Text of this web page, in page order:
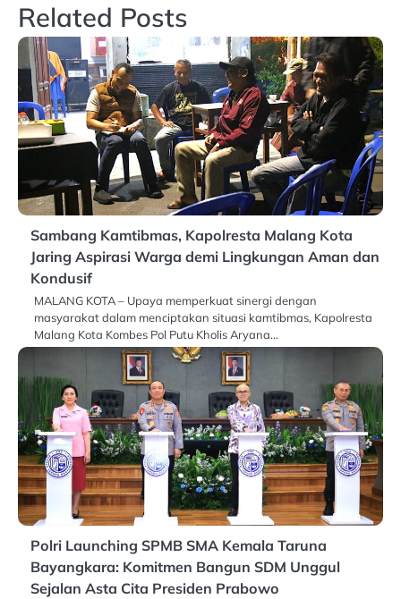
Related Posts
Sambang Kamtibmas, Kapolresta Malang Kota
Jaring Aspirasi Warga demi Lingkungan Aman dan
Kondusif
MALANG KOTA – Upaya memperkuat sinergi dengan
masyarakat dalam menciptakan situasi kamtibmas, Kapolresta
Malang Kota Kombes Pol Putu Kholis Aryana…
Polri Launching SPMB SMA Kemala Taruna
Bayangkara: Komitmen Bangun SDM Unggul
Sejalan Asta Cita Presiden Prabowo